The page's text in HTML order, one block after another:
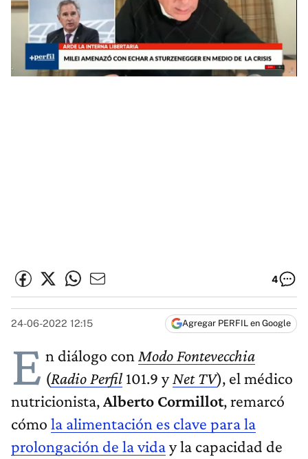
4
24-06-2022 12:15 Agregar PERFIL en Google
E n diálogo con Modo Fontevecchia
(Radio Perfil 101.9 yNet TV), el médico
nutricionista,Alberto Cormillot, remarcó
cómo la alimentación es clave para la
prolongación de la viday la capacidad de